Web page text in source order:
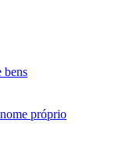
bens
próprio